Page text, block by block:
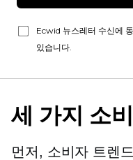
Ecwid 뉴스레터 수신에
있습니다.
세 가지 소
먼저, 소비자 트렌